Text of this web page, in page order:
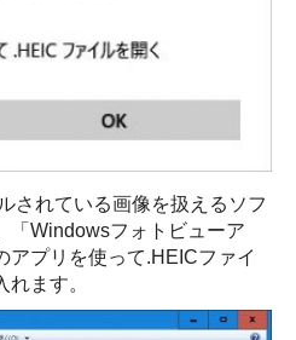
されている画像を扱えるソフ
「Windowsフォトビューア
アプリを使って.HEICファイ
ます。